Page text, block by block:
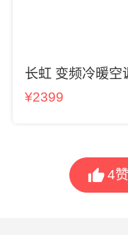
长虹 变频冷暖空
¥2399
4赞